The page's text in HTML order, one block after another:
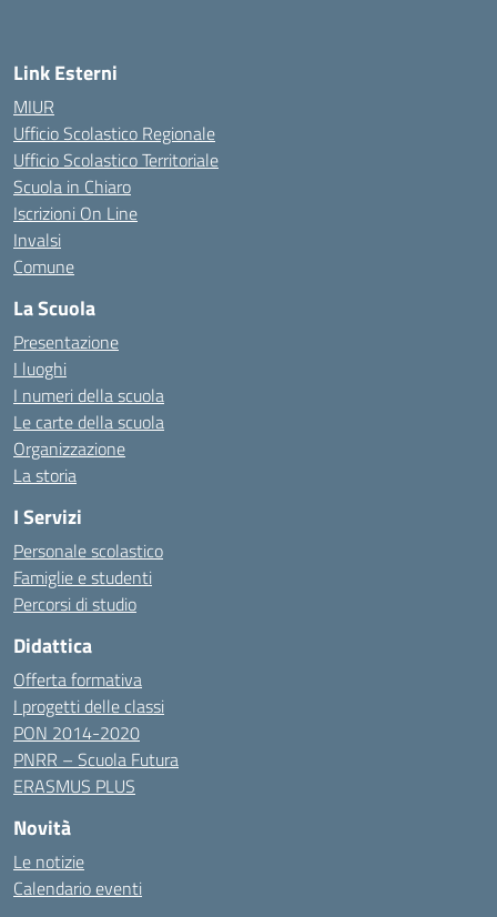
Link Esterni
MIUR
Ufficio Scolastico Regionale
Ufficio Scolastico Territoriale
Scuola in Chiaro
Iscrizioni On Line
Invalsi
Comune
La Scuola
Presentazione
I luoghi
I numeri della scuola
Le carte della scuola
Organizzazione
La storia
I Servizi
Personale scolastico
Famiglie e studenti
Percorsi di studio
Didattica
Offerta formativa
I progetti delle classi
PON 2014-2020
PNRR – Scuola Futura
ERASMUS PLUS
Novità
Le notizie
Calendario eventi